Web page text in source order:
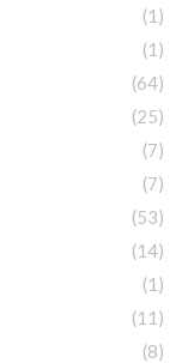
(1)
(1)
(64)
(25)
(7)
(7)
(53)
(14)
(1)
(11)
(8)